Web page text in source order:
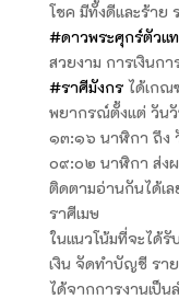
โชค มีทั้งดีและร้าย
#ดาวพระศุกร์ตัวแ
สวยงาม การเงินก
#ราศีมังกรได้เกณ
พยากรณ์ตั้งแต่ วัน
๑๓:๑๖ นาฬิกา ถึง
๐๙:๐๒ นาฬิกา ส่ง
ติดตามอ่านกันได้เล
ราศีเมษ
ในแนวโน้มที่จะได้
เงิน จัดทำบัญชี รา
ได้จากการงานเป็